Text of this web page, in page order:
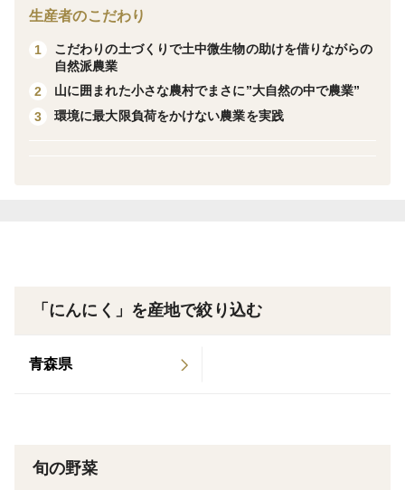
めたものです。
その他、てんぷらもおすすです。
Sumi SUN farmは、青森県十和田市・八甲田山麓のミネ
家です。
当園のにんにくは涼しい環境で育ったため小ぶりです
生産者のこだわり
1
こだわりの土づくりで土中微生物の助けを借りながらの
自然派農業
2
山に囲まれた小さな農村でまさに”大自然の中で農業”
3
環境に最大限負荷をかけない農業を実践
「にんにく」を産地で絞り込む
青森県
旬の野菜